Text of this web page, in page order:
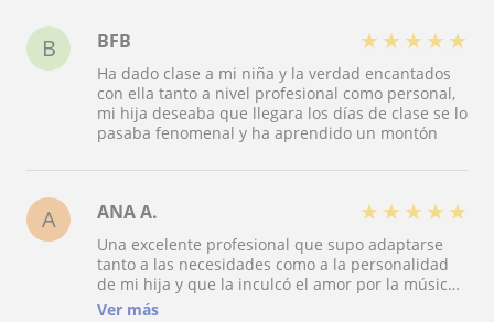
B BFB ★ ★ ★ ★ ★
Ha dado clase a mi niña y la verdad encantados
con ella tanto a nivel profesional como personal,
mi hija deseaba que llegara los días de clase se lo
pasaba fenomenal y ha aprendido un montón
A ANA A. ★ ★ ★ ★ ★
Una excelente profesional que supo adaptarse
tanto a las necesidades como a la personalidad
de mi hija y que la inculcó el amor por la música
y el valor de que la constancia en el aprendizaje
Ver más